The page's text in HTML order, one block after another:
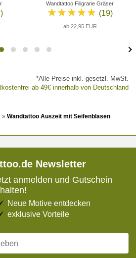
Wandtattoo Filigrane Gräser
★★★★★ (19)
ab 22,95 EUR
*Alle Preise inkl. gesetzl. MwSt.
ab 49€ innerhalb von Deutschland
» Wandtattoo Auszeit mit Seifenblasen
Newsletter
anmelden und Gutschein
Neue Motive entdecken
exklusive Vorteile